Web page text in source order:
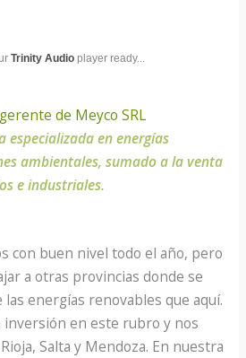
Trinity Audioplayer ready...
de Meyco SRL
especializada en energías
ambientales, sumado a la venta
e industriales.
con buen nivel todo el año, pero
a otras provincias donde se
las energías renovables que aquí.
inversión en este rubro y nos
Salta y Mendoza. En nuestra